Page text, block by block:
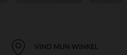
VIND MIJN WINKEL